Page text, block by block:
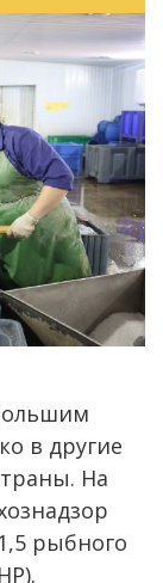
в другие
На
рыбного